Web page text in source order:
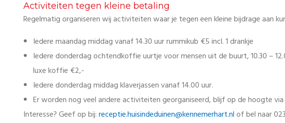
Activiteiten tegen kleine betaling
Regelmatig organiseren wij activiteiten waar je tegen een kleine bijdrage aan
Iedere maandag middag vanaf 14.30 uur rummikub €5 incl. 1 drankje
Iedere donderdag ochtendkoffie uurtje voor mensen uit de buurt, 10.30 –
luxe koffie €2,-
Iedere donderdag middag klaverjassen vanaf 14.00 uur.
Er worden nog veel andere activiteiten georganiseerd, blijf op de hoogte
Interesse? Geef op bij:receptie.huisindeduinen@kennemerhart.nlof bel naar